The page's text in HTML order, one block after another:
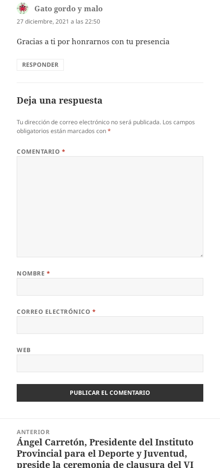
Gato gordo y malo
27 diciembre, 2021 a las 22:50
Gracias a ti por honrarnos con tu presencia
RESPONDER
Deja una respuesta
Tu dirección de correo electrónico no será publicada. Los campos
obligatorios están marcados con*
COMENTARIO *
NOMBRE *
CORREO ELECTRÓNICO *
WEB
entradas
ANTERIOR
Entrada
anterior:
Ángel Carretón, Presidente del Instituto
Provincial para el Deporte y Juventud,
preside la ceremonia de clausura del VI